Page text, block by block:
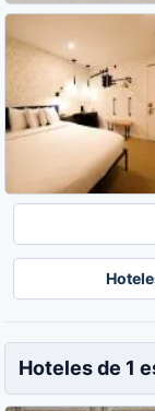
Hoteles de 1